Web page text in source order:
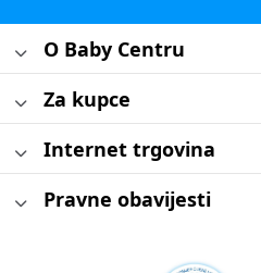
O Baby Centru
Za kupce
Internet trgovina
Pravne obavijesti